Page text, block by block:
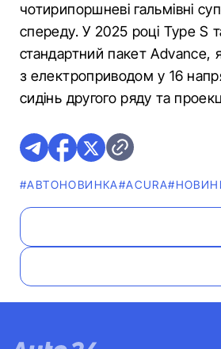
чотирипоршневі гальмівні
спереду. У 2025 році Type S
стандартний пакет Advance,
з електроприводом у 16
сидінь другого ряду та
#АВТОНОВИНКА#ACURA